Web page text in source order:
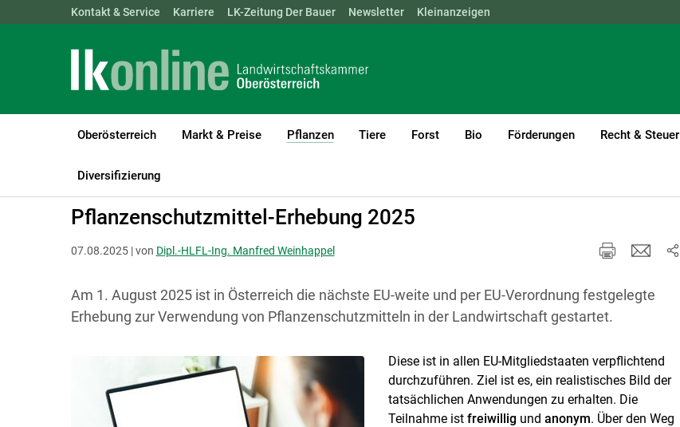
Landwirtschaftskammern: ÖSTERREICH BGLD KTN NÖ OÖ SBG STMK
Kontakt & Service Karriere LK-Zeitung Der Bauer Newsletter Kleinanzeigen
Oberösterreich Markt & Preise Pflanzen
(current)1
Tiere Forst Bio Förderungen Recht & Steuer
Diversifizierung
LK Oberösterreich Pflanzen
Pflanzenschutzmittel-Erhebung 2025
07.08.2025 | von Dipl.-HLFL-Ing. Manfred Weinhappel
Am 1. August 2025 ist in Österreich die nächste EU-weite und per EU-Verordnung festgelegte
Erhebung zur Verwendung von Pflanzenschutzmitteln in der Landwirtschaft gestartet.
Diese ist in allen EU-Mitgliedstaaten verpflichtend
durchzuführen. Ziel ist es, ein realistisches Bild der
tatsächlichen Anwendungen zu erhalten. Die
Teilnahme ist freiwilligund anonym. Über den Weg